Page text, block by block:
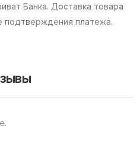
Банка. Доставка товара
подтверждения платежа.